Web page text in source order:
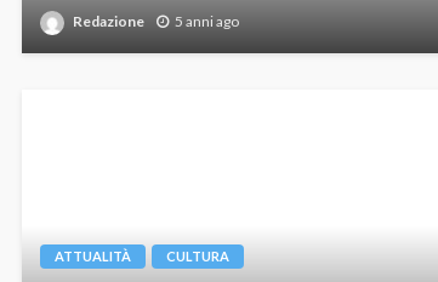
Redazione 5 anni ago
ATTUALITÀ CULTURA